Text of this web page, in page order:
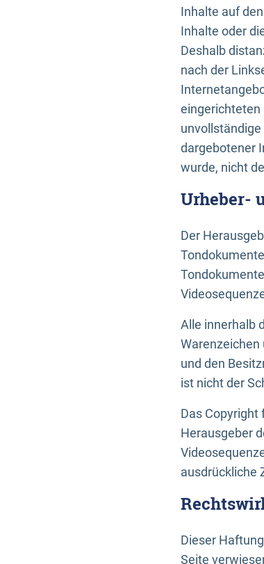
Inhalte auf
Inhalte oder
Deshalb
nach der
eingerichteten
dargebotener
wurde, nicht
Urheber-
Der
Alle innerhalb
und den
ist nicht der
Das
Herausgeber
ausdrückliche
Dieser
Seite